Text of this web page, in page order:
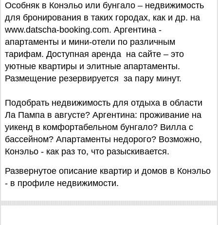
Особняк в Конэльо или бунгало – недвижимость
для бронирования в таких городах, как и др. на
www.datscha-booking.com. Аргентина -
апартаменты и мини-отели по различным
тарифам. Доступная аренда на сайте – это
уютные квартиры и элитные апартаменты.
Размещение резервируется за пару минут.
Подобрать недвижимость для отдыха в области
Ла Пампа в августе? Аргентина: проживание на
уикенд в комфортабельном бунгало? Вилла с
бассейном? Апартаменты недорого? Возможно,
Конэльо - как раз то, что разыскивается.
Развернутое описание квартир и домов в Конэльо
- в профиле недвижимости.